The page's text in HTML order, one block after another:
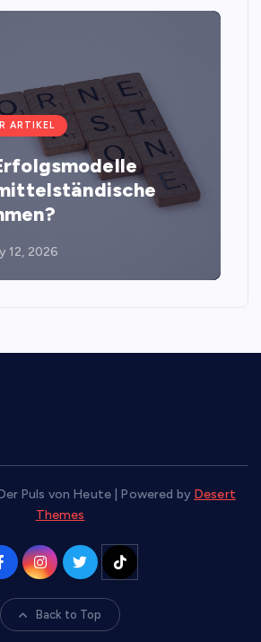
ARTIKEL
12, 2026
Puls von Heute | Powered by Desert
Themes
Back to Top